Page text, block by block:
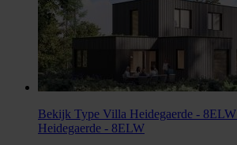
Bekijk Type Villa Heidegaerde - 8ELW
Heidegaerde - 8ELW